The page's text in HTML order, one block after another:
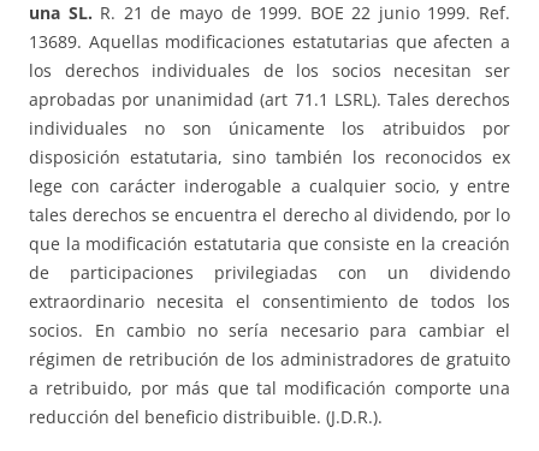
una SL. R. 21 de mayo de 1999. BOE 22 junio 1999. Ref.
13689. Aquellas modificaciones estatutarias que afecten a
los derechos individuales de los socios necesitan ser
aprobadas por unanimidad (art 71.1 LSRL). Tales derechos
individuales no son únicamente los atribuidos por
disposición estatutaria, sino también los reconocidos ex
lege con carácter inderogable a cualquier socio, y entre
tales derechos se encuentra el derecho al dividendo, por lo
que la modificación estatutaria que consiste en la creación
de participaciones privilegiadas con un dividendo
extraordinario necesita el consentimiento de todos los
socios. En cambio no sería necesario para cambiar el
régimen de retribución de los administradores de gratuito
a retribuido, por más que tal modificación comporte una
reducción del beneficio distribuible. (J.D.R.).